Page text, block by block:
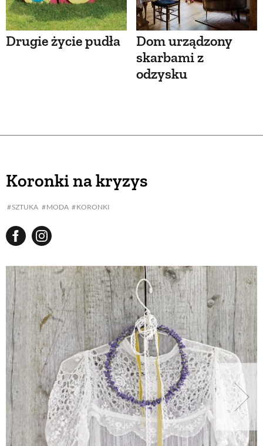
Drugie życie pudła
Dom urządzony
skarbami z
odzysku
Koronki na kryzys
SZTUKA MODA KORONKI